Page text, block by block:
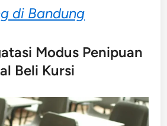
di Bandung
Modus Penipuan
Beli Kursi